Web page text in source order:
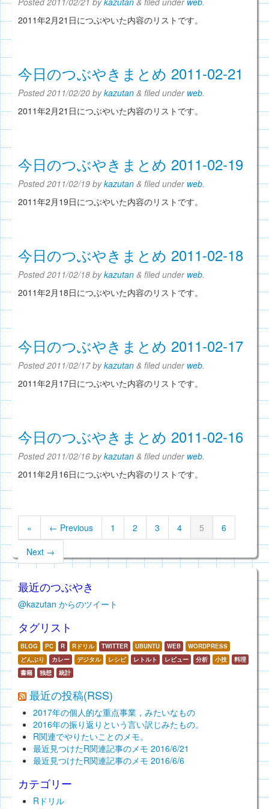
2011年2月21日につぶやいた内容のリストです。
今日のつぶやきまとめ 2011-02-21
Posted2011/02/20 bykazutan & filed under web.
2011年2月21日につぶやいた内容のリストです。
今日のつぶやきまとめ 2011-02-19
Posted2011/02/19 bykazutan & filed under web.
2011年2月19日につぶやいた内容のリストです。
今日のつぶやきまとめ 2011-02-18
Posted2011/02/18 bykazutan & filed under web.
2011年2月18日につぶやいた内容のリストです。
今日のつぶやきまとめ 2011-02-17
Posted2011/02/17bykazutan & filed under web.
2011年2月17日につぶやいた内容のリストです。
今日のつぶやきまとめ 2011-02-16
Posted2011/02/16 bykazutan & filed under web.
2011年2月16日につぶやいた内容のリストです。
« ← Previous 1 2 3 4 5
6
Next →
最近のつぶやき
@kazutan からのツイート
タグリスト
BLOG PC R Rドリル TWITTER UBUNTU WEB
WORDPRESS
どんぶり
カレー デジタル レシピ レトルト レビュー 分析 小技
料理
書籍
独想 統計
最近の投稿(RSS)
2017年の個人的な重点事業，みたいなもの
2016年の振り返りという言い訳じみたもの。
R関連でやりたいことのメモ。
最近見つけたR関連記事のメモ 2016/6/21
最近見つけたR関連記事のメモ 2016/6/6
カテゴリー
Rドリル